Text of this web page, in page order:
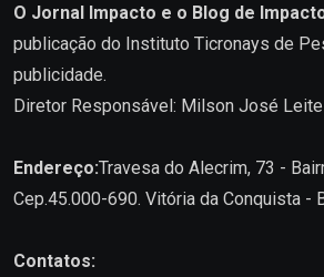
O Jornal Impacto e o Blog de
publicação do Instituto Ticronays de
publicidade.
Diretor Responsável: Milson José
Endereço:Travesa do Alecrim, 73 -
Cep.45.000-690. Vitória da Conquista -
Contatos: